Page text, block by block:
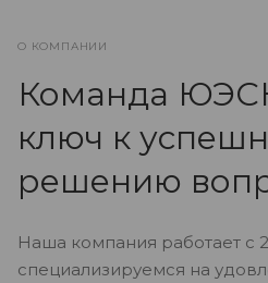
О КОМПАНИИ
Команда
ключ к
решению
Наша компания работает с
специализируемся на